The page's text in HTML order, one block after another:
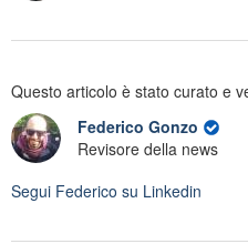
Questo articolo è stato curato e
Federico Gonzo
Revisore della news
Segui Federico su Linkedin